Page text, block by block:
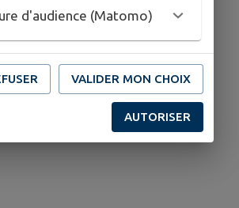
d'audience (Matomo)
VALIDER MON CHOIX
AUTORISER